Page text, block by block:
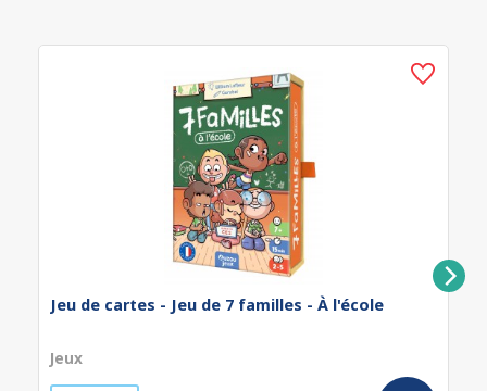
Jeu de cartes - Jeu de 7 familles - À l'école
Jeux